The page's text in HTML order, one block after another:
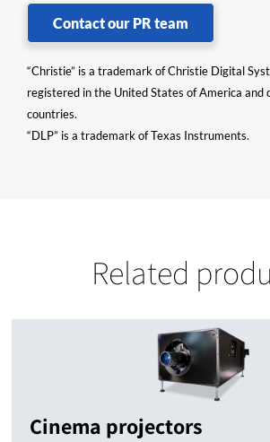
Contact our PR team
“Christie” is a trademark of Christie Digital
registered in the United States of America and
countries.
“DLP” is a trademark of Texas Instruments.
Related
Cinema projectors